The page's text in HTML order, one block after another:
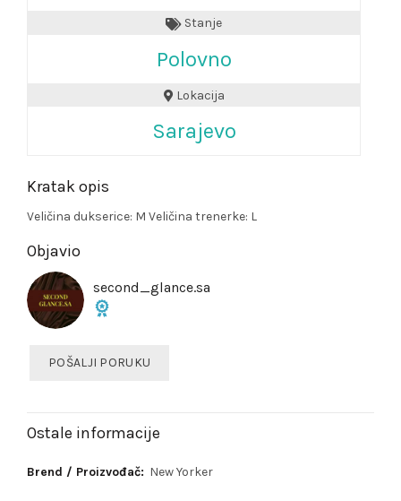
Stanje
Polovno
Lokacija
Sarajevo
Kratak opis
Veličina dukserice: M Veličina trenerke: L
Objavio
second_glance.sa
POŠALJI PORUKU
Ostale informacije
Brend / Proizvođač: New Yorker